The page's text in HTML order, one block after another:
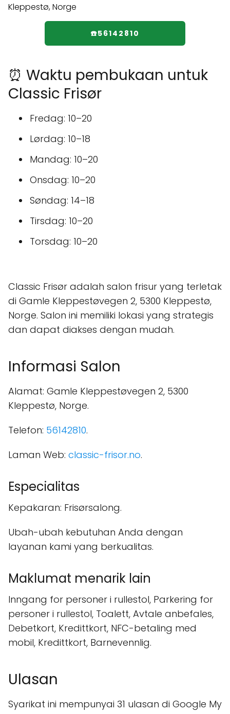
☎️56142810
⏰ Waktu pembukaan untuk
Classic Frisør
Fredag: 10–20
Lørdag: 10–18
Mandag: 10–20
Onsdag: 10–20
Søndag: 14–18
Tirsdag: 10–20
Torsdag: 10–20
Classic Frisør adalah salon frisur yang terletak
di Gamle Kleppestøvegen 2, 5300 Kleppestø,
Norge. Salon ini memiliki lokasi yang strategis
dan dapat diakses dengan mudah.
Informasi Salon
Alamat: Gamle Kleppestøvegen 2, 5300
Kleppestø, Norge.
Telefon: 56142810.
Laman Web: classic-frisor.no.
Especialitas
Kepakaran: Frisørsalong.
Ubah-ubah kebutuhan Anda dengan
layanan kami yang berkualitas.
Maklumat menarik lain
Inngang for personer i rullestol, Parkering for
personer i rullestol, Toalett, Avtale anbefales,
Debetkort, Kredittkort, NFC-betaling med
mobil, Kredittkort, Barnevennlig.
Ulasan
Syarikat ini mempunyai 31 ulasan di Google My